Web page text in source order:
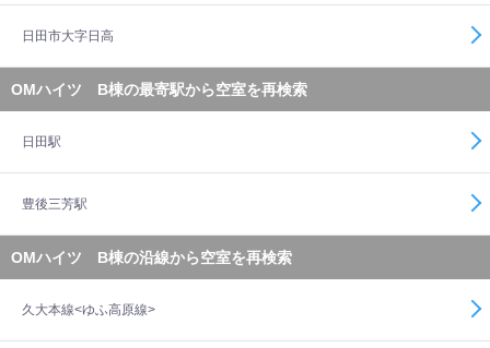
日田市大字日高
OMハイツ B棟の最寄駅から空室を再検索
日田駅
豊後三芳駅
OMハイツ B棟の沿線から空室を再検索
久大本線<ゆふ高原線>